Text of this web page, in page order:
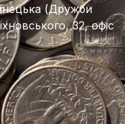
(Дружби
32, офіс